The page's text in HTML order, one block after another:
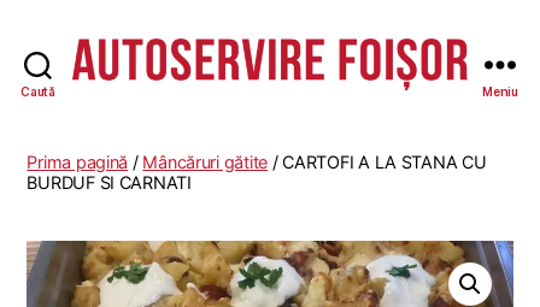
Caută Meniu
Prima pagină / Mâncăruri gătite / CARTOFI A LA STANA CU
BURDUF SI CARNATI